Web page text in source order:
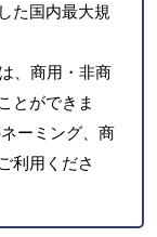
た国内最大規
、商用・非商
とができま
ーミング、商
利用くださ